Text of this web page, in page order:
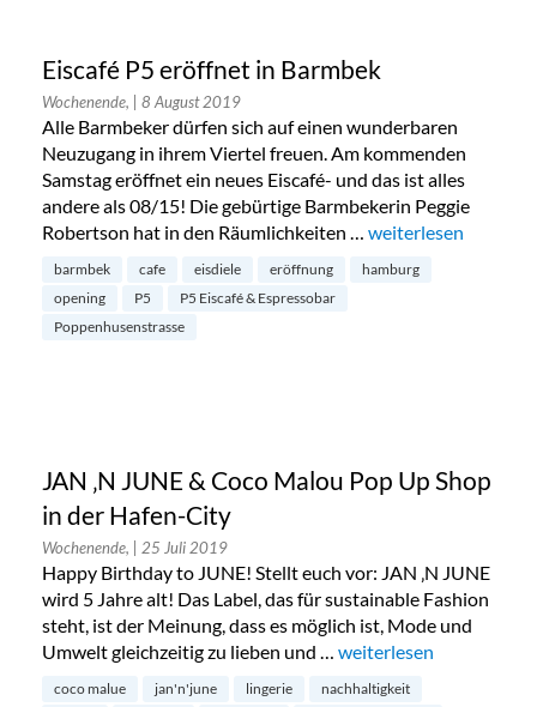
Eiscafé P5 eröffnet in Barmbek
Wochenende, | 8 August 2019
Alle Barmbeker dürfen sich auf einen wunderbaren
Neuzugang in ihrem Viertel freuen. Am kommenden
Samstag eröffnet ein neues Eiscafé- und das ist alles
andere als 08/15! Die gebürtige Barmbekerin Peggie
Robertson hat in den Räumlichkeiten … „Eiscafé P5 eröffnet
weiterlesen
barmbek cafe eisdiele eröffnung
hamburg
opening
P5
P5 Eiscafé & Espressobar
Poppenhusenstrasse
JAN ‚N JUNE & Coco Malou Pop Up Shop
in der Hafen-City
Wochenende, | 25 Juli 2019
Happy Birthday to JUNE! Stellt euch vor: JAN ‚N JUNE
wird 5 Jahre alt! Das Label, das für sustainable Fashion
steht, ist der Meinung, dass es möglich ist, Mode und
Umwelt gleichzeitig zu lieben und … „JAN ‚N JUNE & Coco
weiterlesen
coco malue jan'n'june lingerie
nachhaltigkeit